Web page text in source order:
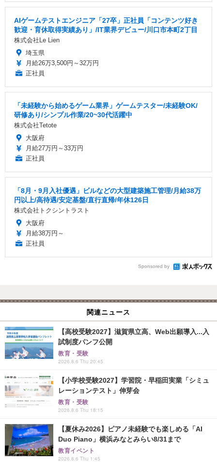
AIゲームテストエンジニア「27卒」正社員「コンテンツ好き
歓迎・育休取得実績あり」/IT業界デビュー/川口市本町2丁目
株式会社Le Lien
埼玉県
月給26万3,500円～32万円
正社員
「未経験から始めるゲーム業界」ゲームテスター/未経験OK/
研修あり/シンプル作業/20~30代活躍中
株式会社Tetote
大阪府
月給27万円～33万円
正社員
「8月・9月入社優遇」ビルなどの大型建築施工管理/月給38万
円以上/高待遇/安定基盤/直行直帰/年休126日
株式会社トクシントラスト
大阪府
月給38万円～
正社員
Sponsored by
関連ニュース
【高校受験2027】滋賀県立高、Web出願導入...入
試制度パンフ公開
教育・受験
2026.8.6 Thu 20:45
【小学校受験2027】学習院・早稲田実業「シミュ
レーションテスト」伸芽会
教育・受験
2026.8.6 Thu 18:15
【夏休み2026】ピアノ未経験でも楽しめる「AI
Duo Piano」横浜みなとみらい8/31まで
教育イベント
2026.8.6 Thu 1:45